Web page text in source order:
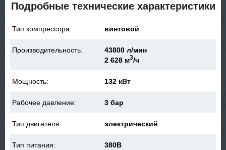
Подробные технические характеристики
Тип компрессора: винтовой
Производительность:
43800 л/мин
2 628 м3/ч
Мощность: 132 кВт
Рабочее давление: 3 бар
Тип двигателя: электрический
Тип питания: 380В